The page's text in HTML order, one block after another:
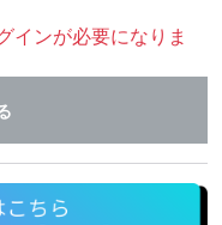
インが必要になりま